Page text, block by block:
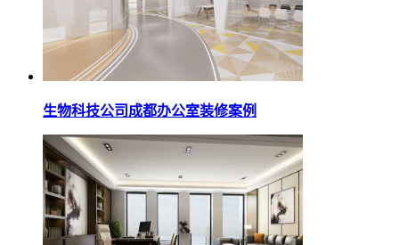
生物科技公司成都办公室装修案例